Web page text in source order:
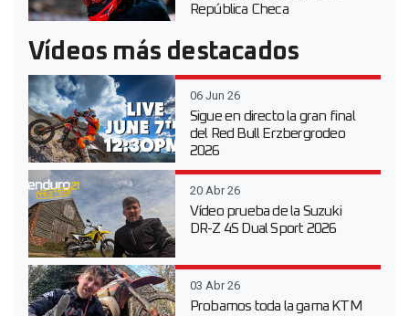
República Checa
Vídeos más destacados
06 Jun 26
Sigue en directo la gran final
del Red Bull Erzbergrodeo
2026
20 Abr 26
Vídeo prueba de la Suzuki
DR-Z 4S Dual Sport 2026
03 Abr 26
Probamos toda la gama KTM